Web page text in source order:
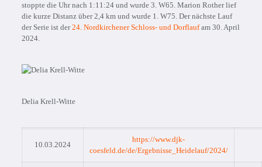
stoppte die Uhr nach 1:11:24 und wurde 3. W65. Marion Rother lief
die kurze Distanz über 2,4 km und wurde 1. W75. Der nächste Lauf
der Serie ist der24. Nordkirchener Schloss- und Dorflaufam 30. April
2024.
Delia Krell-Witte
10.03.2024
https://www.djk-
coesfeld.de/de/Ergebnisse_Heidelauf/2024/